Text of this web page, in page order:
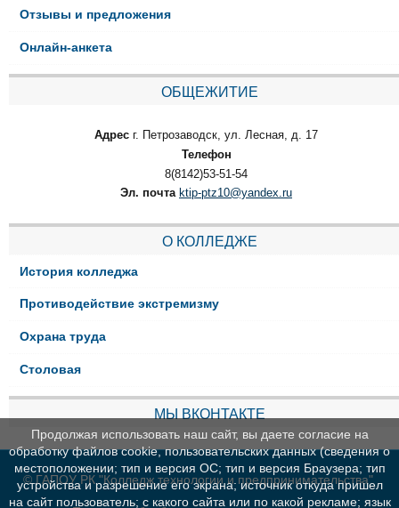
Отзывы и предложения
Онлайн-анкета
ОБЩЕЖИТИЕ
Адрес г. Петрозаводск, ул. Лесная, д. 17
Телефон
8(8142)53-51-54
Эл. почта ktip-ptz10@yandex.ru
О КОЛЛЕДЖЕ
История колледжа
Противодействие экстремизму
Охрана труда
Столовая
МЫ ВКОНТАКТЕ
© ГАПОУ РК "Колледж технологии и предпринимательства"
Продолжая использовать наш сайт, вы даете согласие на
обработку файлов cookie, пользовательских данных (сведения о
местоположении; тип и версия ОС; тип и версия Браузера; тип
устройства и разрешение его экрана; источник откуда пришел
на сайт пользователь; с какого сайта или по какой рекламе; язык